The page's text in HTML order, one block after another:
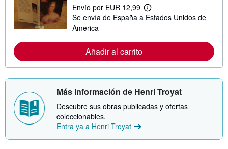
Envío por EUR 12,99
M
á
n
a
i
ó
n
r
Se envía de España a Estados Unidos de
America
Añadir al carrito
Más información de Henri Troyat
Descubre sus obras publicadas y ofertas
coleccionables.
Entra ya a Henri Troyat